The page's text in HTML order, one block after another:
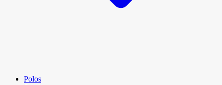
Polos